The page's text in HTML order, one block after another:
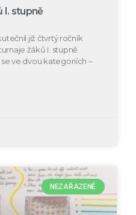
I. stupně
již čtvrtý ročník
žáků I. stupně
ve dvou kategoriích –
NEZAŘAZENÉ